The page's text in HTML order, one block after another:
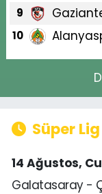
9
10
Süper
14 Ağustos,
Galatasaray -